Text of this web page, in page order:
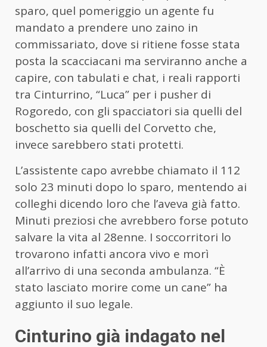
sparo, quel pomeriggio un agente fu
mandato a prendere uno zaino in
commissariato, dove si ritiene fosse stata
posta la scacciacani ma serviranno anche a
capire, con tabulati e chat, i reali rapporti
tra Cinturrino, “Luca” per i pusher di
Rogoredo, con gli spacciatori sia quelli del
boschetto sia quelli del Corvetto che,
invece sarebbero stati protetti.
L’assistente capo avrebbe chiamato il 112
solo 23 minuti dopo lo sparo, mentendo ai
colleghi dicendo loro che l’aveva già fatto.
Minuti preziosi che avrebbero forse potuto
salvare la vita al 28enne. I soccorritori lo
trovarono infatti ancora vivo e morì
all’arrivo di una seconda ambulanza. “È
stato lasciato morire come un cane” ha
aggiunto il suo legale.
Cinturino già indagato nel